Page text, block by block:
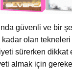
güvenli ve bir
kadar olan
sürerken
almak için